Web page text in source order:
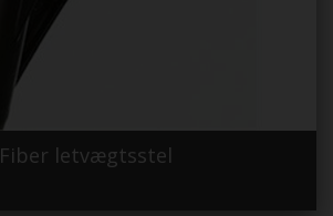
Fiber letvægtsstel